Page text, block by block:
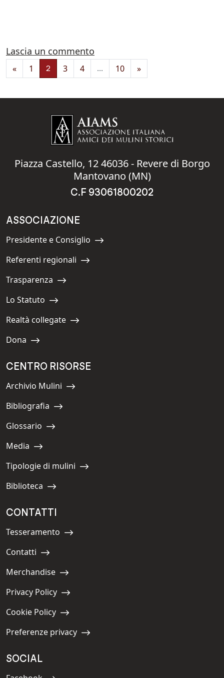
Lascia un commento
Navigazione degli articoli
« 1 2 3 4 … 10 »
Piazza Castello, 12 46036 - Revere di Borgo
Mantovano (MN)
C.F 93061800202
ASSOCIAZIONE
Navigate to:
Presidente e Consiglio
Navigate to:
Referenti regionali
Navigate to:
Trasparenza
Navigate to:
Lo Statuto
Navigate to:
Realtà collegate
Navigate to:
Dona
CENTRO RISORSE
Navigate to:
Archivio Mulini
Navigate to:
Bibliografia
Navigate to:
Glossario
Navigate to:
Media
Navigate to:
Tipologie di mulini
Navigate to:
Biblioteca
CONTATTI
Navigate to:
Tesseramento
Navigate to:
Contatti
Navigate to:
Merchandise
Navigate to:
Privacy Policy
Navigate to:
Cookie Policy
Navigate to:
Preferenze privacy
SOCIAL